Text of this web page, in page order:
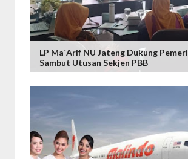
LP Ma`arif NU Jateng Dukung
Sambut Utusan Sekjen PBB